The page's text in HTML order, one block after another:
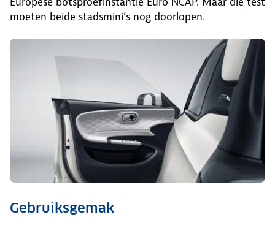
moeten beide stadsmini’s nog doorlopen.
Gebruiksgemak